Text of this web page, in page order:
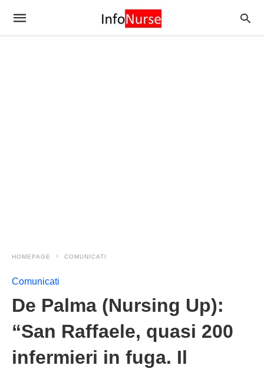
HOMEPAGE COMUNICATI
Comunicati
De Palma (Nursing Up):
“San Raffaele, quasi 200
infermieri in fuga. Il